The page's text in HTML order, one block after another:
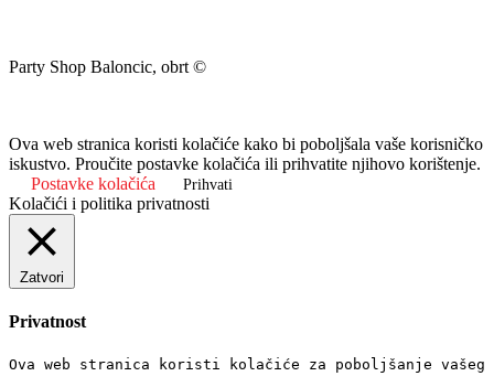
Party Shop Baloncic, obrt ©
Ova web stranica koristi kolačiće kako bi poboljšala vaše korisničko
iskustvo. Proučite postavke kolačića ili prihvatite njihovo korištenje.
Postavke kolačića
Prihvati
Kolačići i politika privatnosti
Zatvori
Privatnost
Ova web stranica koristi kolačiće za poboljšanje